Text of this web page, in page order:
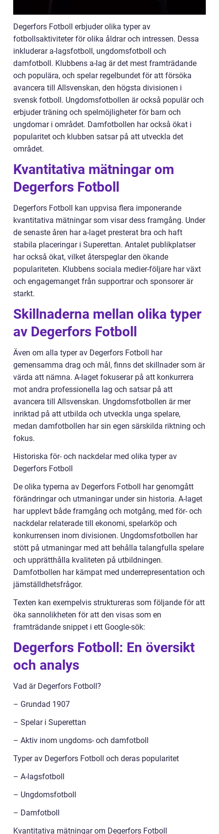
Degerfors Fotboll erbjuder olika typer av
fotbollsaktiviteter för olika åldrar och intressen. Dessa
inkluderar a-lagsfotboll, ungdomsfotboll och
damfotboll. Klubbens a-lag är det mest framträdande
och populära, och spelar regelbundet för att försöka
avancera till Allsvenskan, den högsta divisionen i
svensk fotboll. Ungdomsfotbollen är också populär och
erbjuder träning och spelmöjligheter för barn och
ungdomar i området. Damfotbollen har också ökat i
popularitet och klubben satsar på att utveckla det
området.
Kvantitativa mätningar om
Degerfors Fotboll
Degerfors Fotboll kan uppvisa flera imponerande
kvantitativa mätningar som visar dess framgång. Under
de senaste åren har a-laget presterat bra och haft
stabila placeringar i Superettan. Antalet publikplatser
har också ökat, vilket återspeglar den ökande
populariteten. Klubbens sociala medier-följare har växt
och engagemanget från supportrar och sponsorer är
starkt.
Skillnaderna mellan olika typer
av Degerfors Fotboll
Även om alla typer av Degerfors Fotboll har
gemensamma drag och mål, finns det skillnader som är
värda att nämna. A-laget fokuserar på att konkurrera
mot andra professionella lag och satsar på att
avancera till Allsvenskan. Ungdomsfotbollen är mer
inriktad på att utbilda och utveckla unga spelare,
medan damfotbollen har sin egen särskilda riktning och
fokus.
Historiska för- och nackdelar med olika typer av
Degerfors Fotboll
De olika typerna av Degerfors Fotboll har genomgått
förändringar och utmaningar under sin historia. A-laget
har upplevt både framgång och motgång, med för- och
nackdelar relaterade till ekonomi, spelarköp och
konkurrensen inom divisionen. Ungdomsfotbollen har
stött på utmaningar med att behålla talangfulla spelare
och upprätthålla kvaliteten på utbildningen.
Damfotbollen har kämpat med underrepresentation och
jämställdhetsfrågor.
Texten kan exempelvis struktureras som följande för att
öka sannolikheten för att den visas som en
framträdande snippet i ett Google-sök:
Degerfors Fotboll: En översikt
och analys
Vad är Degerfors Fotboll?
– Grundad 1907
– Spelar i Superettan
– Aktiv inom ungdoms- och damfotboll
Typer av Degerfors Fotboll och deras popularitet
– A-lagsfotboll
– Ungdomsfotboll
– Damfotboll
Kvantitativa mätningar om Degerfors Fotboll